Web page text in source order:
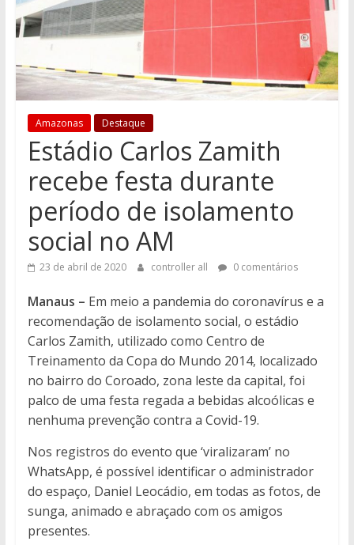
Amazonas Destaque
Estádio Carlos Zamith
recebe festa durante
período de isolamento
social no AM
23 de abril de 2020 controller all 0 comentários
Manaus – Em meio a pandemia do coronavírus e a
recomendação de isolamento social, o estádio
Carlos Zamith, utilizado como Centro de
Treinamento da Copa do Mundo 2014, localizado
no bairro do Coroado, zona leste da capital, foi
palco de uma festa regada a bebidas alcoólicas e
nenhuma prevenção contra a Covid-19.
Nos registros do evento que ‘viralizaram’ no
WhatsApp, é possível identificar o administrador
do espaço, Daniel Leocádio, em todas as fotos, de
sunga, animado e abraçado com os amigos
presentes.